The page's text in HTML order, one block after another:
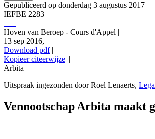
Gepubliceerd op donderdag 3 augustus 2017
IEFBE 2283
Hoven van Beroep - Cours d'Appel ||
13 sep 2016,
Download pdf||
Kopieer citeerwijze ||
Arbita
blijkt-te-z
Uitspraak ingezonden door Roel Lenaerts,
Vennootschap Arbita maakt